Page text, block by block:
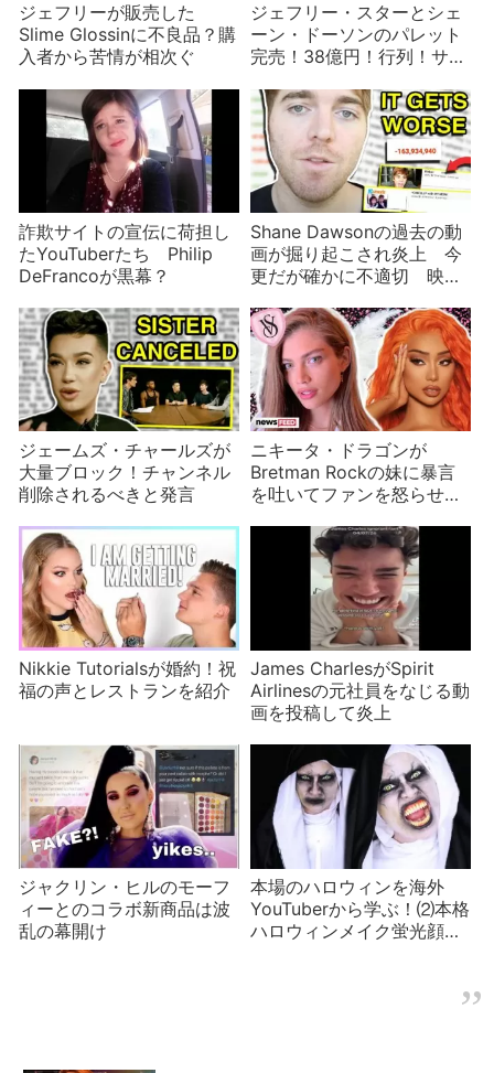
ジェフリーが販売した
Slime Glossinに不良品？購
入者から苦情が相次ぐ
ジェフリー・スターとシェ
ーン・ドーソンのパレット
完売！38億円！行列！サイ
詐欺サイトの宣伝に荷担し
たYouTuberたち Philip
DeFrancoが黒幕？
Shane Dawsonの過去の動
画が掘り起こされ炎上 今
更だが確かに不適切 映画
ジェームズ・チャールズが
大量ブロック！チャンネル
削除されるべきと発言
ニキータ・ドラゴンが
Bretman Rockの妹に暴言
を吐いてファンを怒らせる
Nikkie Tutorialsが婚約！祝
福の声とレストランを紹介
James CharlesがSpirit
Airlinesの元社員をなじる動
画を投稿して炎上
ジャクリン・ヒルのモーフ
ィーとのコラボ新商品は波
乱の幕開け
本場のハロウィンを海外
YouTuberから学ぶ！⑵本格
ハロウィンメイク蛍光顔料